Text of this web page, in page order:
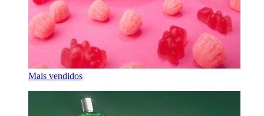
Mais vendidos